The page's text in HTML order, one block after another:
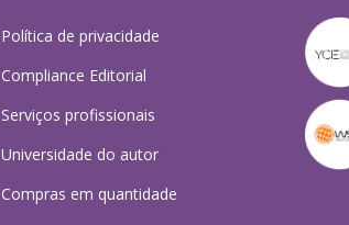
Política de privacidade
Compliance Editorial
Serviços profissionais
Universidade do autor
Compras em quantidade